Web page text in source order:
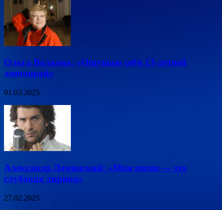
Ольга Волкова: «Ощущаю себя 13-летней
девчонкой»
01.03.2025
Александр Ломинский: «Мои песни — это
глубокая лирика»
27.02.2025